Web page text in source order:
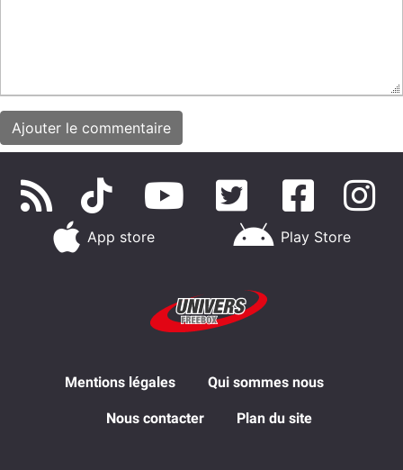
App store Play Store
Mentions légales Qui sommes nous
Nous contacter Plan du site